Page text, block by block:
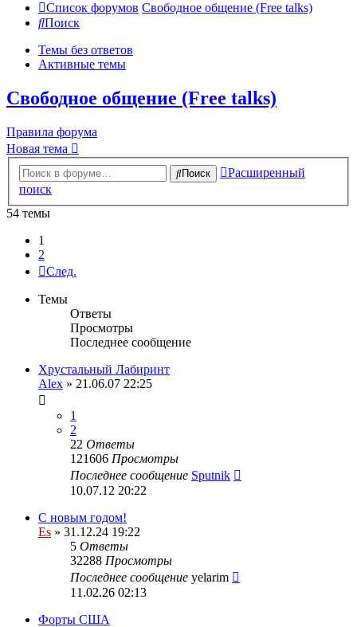
Список форумов Свободное общение (Free talks)
Поиск
Темы без ответов
Активные темы
Свободное общение (Free talks)
Правила форума
Новая тема
Поиск
Расширенный
поиск
54 темы
1
2
След.
Темы
Ответы
Просмотры
Последнее сообщение
Хрустальный Лабиринт
Alex » 21.06.07 22:25
1
2
22 Ответы
121606 Просмотры
Последнее сообщение Sputnik
10.07.12 20:22
С новым годом!
Es » 31.12.24 19:22
5 Ответы
32288 Просмотры
Последнее сообщение yelarim
11.02.26 02:13
Форты США